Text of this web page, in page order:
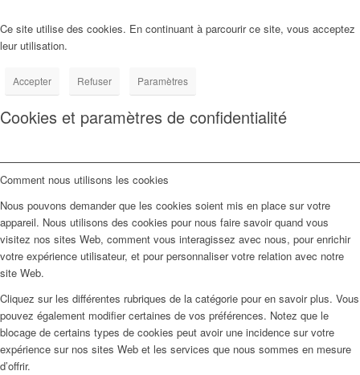
Ce site utilise des cookies. En continuant à parcourir ce site, vous acceptez
leur utilisation.
Accepter Refuser Paramètres
Cookies et paramètres de confidentialité
Comment nous utilisons les cookies
Nous pouvons demander que les cookies soient mis en place sur votre
appareil. Nous utilisons des cookies pour nous faire savoir quand vous
visitez nos sites Web, comment vous interagissez avec nous, pour enrichir
votre expérience utilisateur, et pour personnaliser votre relation avec notre
site Web.
Cliquez sur les différentes rubriques de la catégorie pour en savoir plus. Vous
pouvez également modifier certaines de vos préférences. Notez que le
blocage de certains types de cookies peut avoir une incidence sur votre
expérience sur nos sites Web et les services que nous sommes en mesure
d’offrir.